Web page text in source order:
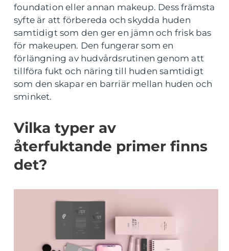
foundation eller annan makeup. Dess främsta
syfte är att förbereda och skydda huden
samtidigt som den ger en jämn och frisk bas
för makeupen. Den fungerar som en
förlängning av hudvårdsrutinen genom att
tillföra fukt och näring till huden samtidigt
som den skapar en barriär mellan huden och
sminket.
Vilka typer av
återfuktande primer finns
det?